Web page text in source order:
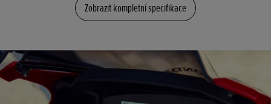
Zobrazit kompletní specifikace